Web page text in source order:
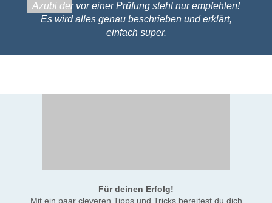
Azubi der vor einer Prüfung steht nur empfehlen!
Es wird alles genau beschrieben und erklärt,
einfach super.
Für deinen Erfolg!
Mit ein paar cleveren Tipps und Tricks bereitest du dich